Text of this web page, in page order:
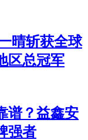
晴斩获全球
区总冠军
谱？益鑫安
强者